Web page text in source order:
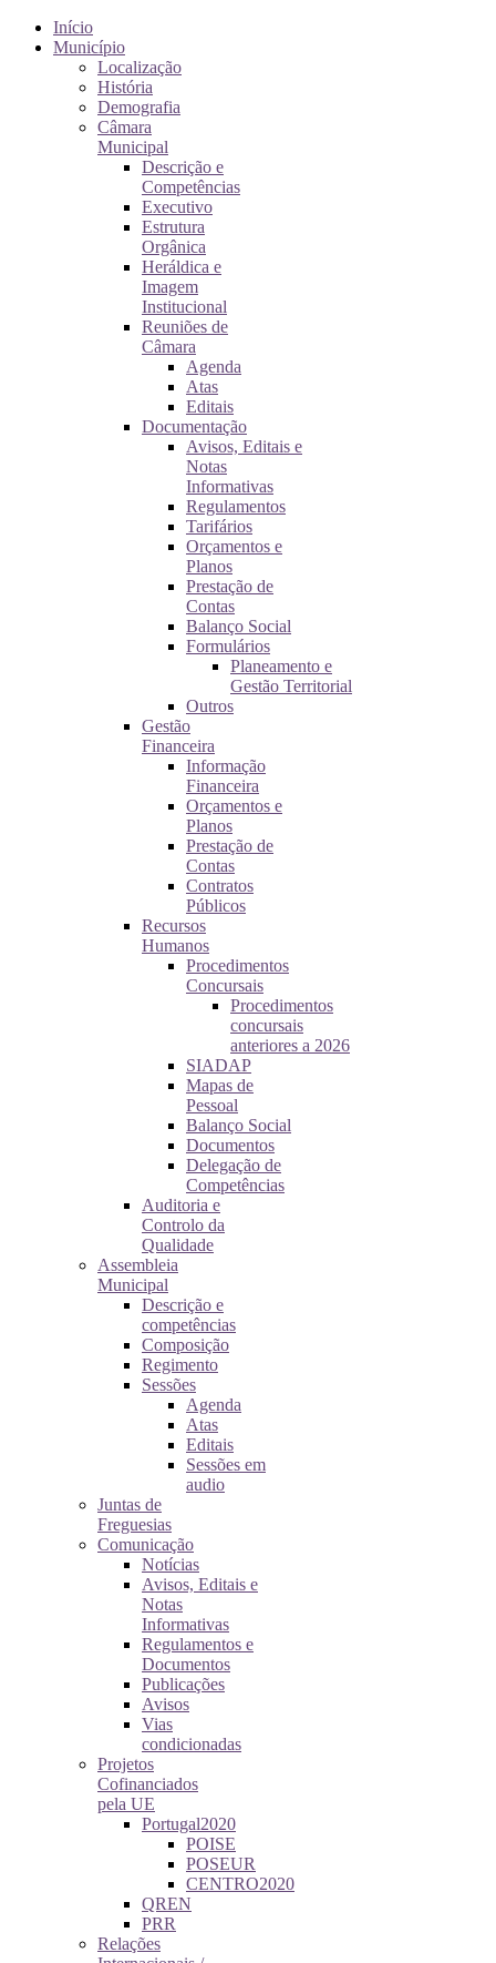
Início
Município
Localização
História
Demografia
Câmara
Municipal
Descrição e
Competências
Executivo
Estrutura
Orgânica
Heráldica e
Imagem
Institucional
Reuniões de
Câmara
Agenda
Atas
Editais
Documentação
Avisos, Editais e
Notas
Informativas
Regulamentos
Tarifários
Orçamentos e
Planos
Prestação de
Contas
Balanço Social
Formulários
Planeamento e
Gestão Territorial
Outros
Gestão
Financeira
Informação
Financeira
Orçamentos e
Planos
Prestação de
Contas
Contratos
Públicos
Recursos
Humanos
Procedimentos
Concursais
Procedimentos
concursais
anteriores a 2026
SIADAP
Mapas de
Pessoal
Balanço Social
Documentos
Delegação de
Competências
Auditoria e
Controlo da
Qualidade
Assembleia
Municipal
Descrição e
competências
Composição
Regimento
Sessões
Agenda
Atas
Editais
Sessões em
audio
Juntas de
Freguesias
Comunicação
Notícias
Avisos, Editais e
Notas
Informativas
Regulamentos e
Documentos
Publicações
Avisos
Vias
condicionadas
Projetos
Cofinanciados
pela UE
Portugal2020
POISE
POSEUR
CENTRO2020
QREN
PRR
Relações